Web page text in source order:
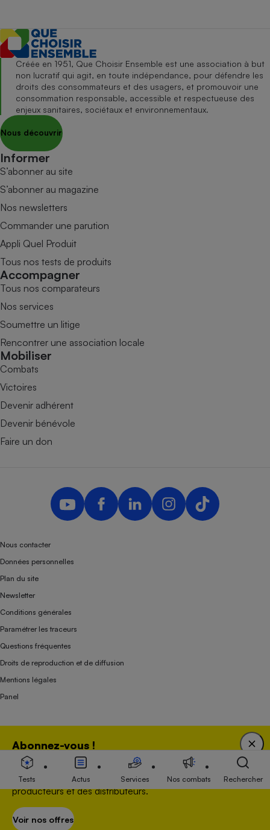
Abonnez-vous !
Bénéficiez d'une expertise unique tout en soutenant
une association 100 % indépendante de l'Etat, des
producteurs et des distributeurs.
Voir nos offres
Créée en 1951, Que Choisir Ensemble est une association à but
non lucratif qui agit, en toute indépendance, pour défendre les
droits des consommateurs et des usagers, et promouvoir une
consommation responsable, accessible et respectueuse des
enjeux sanitaires, sociétaux et environnementaux.
Nous découvrir
Informer
S’abonner au site
S’abonner au magazine
Nos newsletters
Commander une parution
Appli Quel Produit
Tous nos tests de produits
Accompagner
Tous nos comparateurs
Nos services
Soumettre un litige
Rencontrer une association locale
Mobiliser
Combats
Victoires
Devenir adhérent
Devenir bénévole
Faire un don
Nous contacter
Données personnelles
Plan du site
Newsletter
Conditions générales
Paramétrer les traceurs
Questions fréquentes
Droits de reproduction et de diffusion
Mentions légales
Panel
Association indépendante de l’État, des syndicats, des producteurs et des
distributeurs depuis 1951.
Tests Actus Services Nos combats Rechercher